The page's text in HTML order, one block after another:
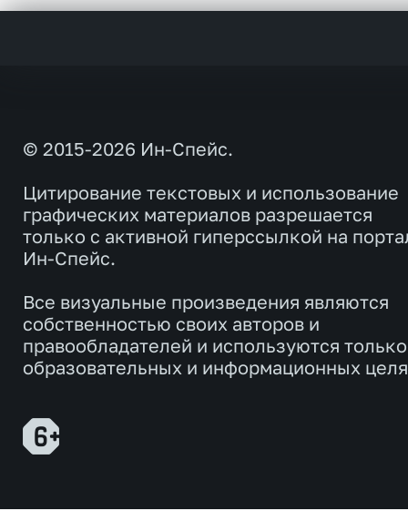
© 2015-2026 Ин-Спейс.
Цитирование текстовых и использование
графических материалов разрешается
только с активной гиперссылкой на
Ин-Спейс.
Все визуальные произведения являются
собственностью своих авторов и
правообладателей и используются
образовательных и информационных